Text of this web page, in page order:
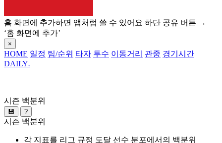
홈 화면에 추가하면 앱처럼 쓸 수 있어요 하단 공유 버튼 →
‘홈 화면에 추가’
×
HOME 일정 팀/순위 타자 투수 이동거리 관중 경기시간
DAILY.
시즌 백분위
💾 ?
시즌 백분위
각 지표를 리그 규정 도달 선수 분포에서의 백분위